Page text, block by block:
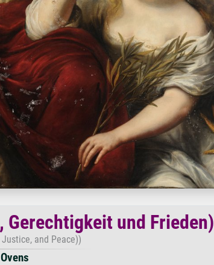
und Frieden)
and Peace))